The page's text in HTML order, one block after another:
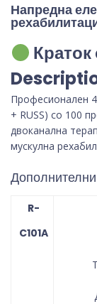
Напредна
Професионален
+ RUSS) со 100
двоканална
мускулна
R-
C101A